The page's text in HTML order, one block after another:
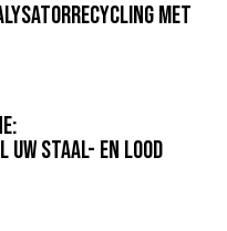
met
staal- en lood